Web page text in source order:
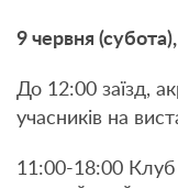
9 червня
До 12:00 заїзд,
учасників на
11:00-18:00 Клуб